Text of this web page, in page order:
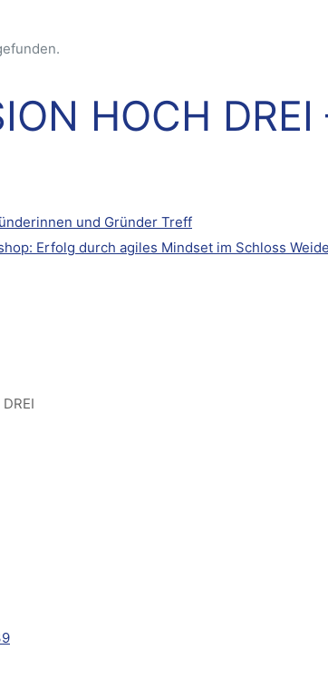
HOCH DREI
und Gründer Treff
Erfolg durch agiles Mindset im Schloss